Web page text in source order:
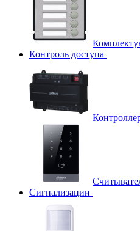
Контроль доступа
Сигнализации